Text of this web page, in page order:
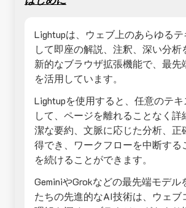
Lightupは、ウェブ上のあらゆる
して即座の解説、注釈、深い分析
新的なブラウザ拡張機能で、最先
を活用しています。
Lightupを使用すると、任意のテ
して、ページを離れることなく詳
潔な要約、文脈に応じた分析、正
得でき、ワークフローを中断する
を続けることができます。
GeminiやGrokなどの最先端モデル
たちの先進的なAI技術は、ウェブ